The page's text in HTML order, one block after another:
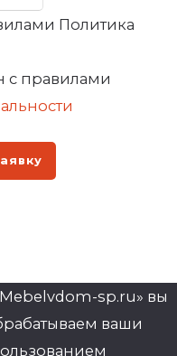
Политика
с правилами
sp.ru» вы
ваши